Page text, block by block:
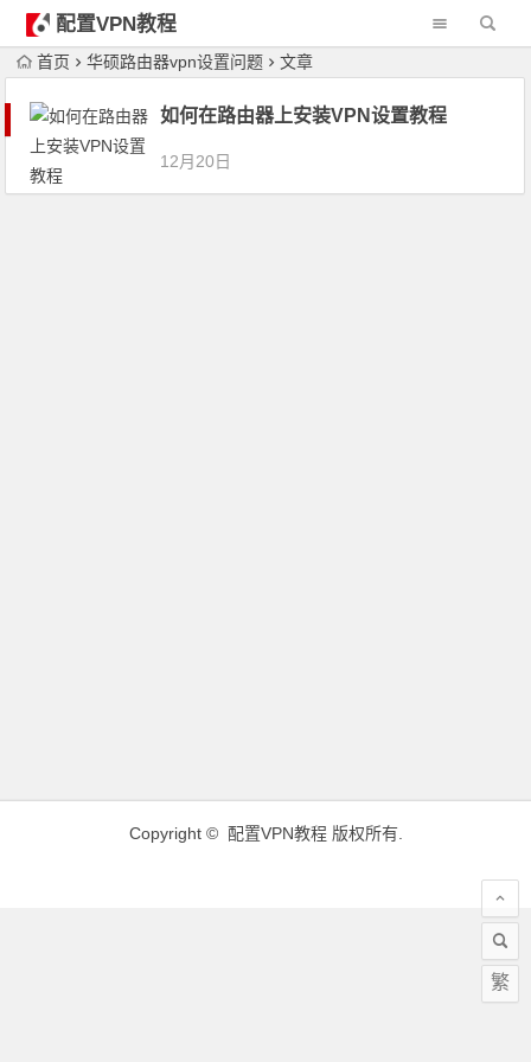
配置VPN教程
首页 华硕路由器vpn设置问题 文章
如何在路由器上安装VPN设置教程
12月20日
Copyright © 配置VPN教程版权所有.
繁